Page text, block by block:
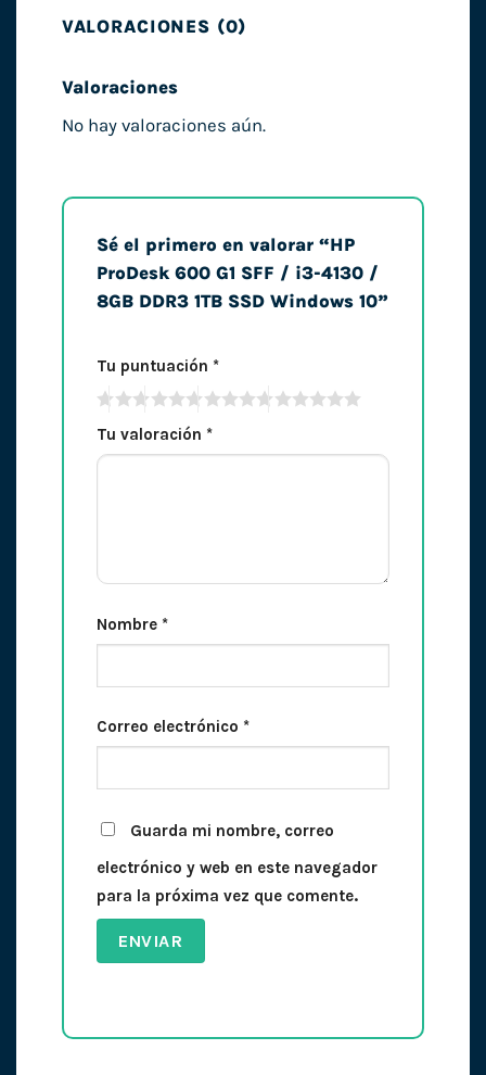
VALORACIONES (0)
Valoraciones
No hay valoraciones aún.
Sé el primero en valorar “HP
ProDesk 600 G1 SFF / i3-4130 /
8GB DDR3 1TB SSD Windows 10”
Tu puntuación *
Tu valoración *
Nombre *
Correo electrónico *
Guarda mi nombre, correo
electrónico y web en este navegador
para la próxima vez que comente.